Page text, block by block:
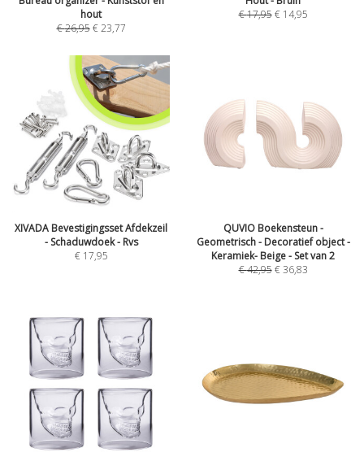
hout
€26,95 €23,77
€17,95 € 14,95
XIVADA Bevestigingsset Afdekzeil
- Schaduwdoek - Rvs
€ 17,95
QUVIO Boekensteun -
Geometrisch - Decoratief object -
Keramiek- Beige - Set van 2
€42,95 €36,83